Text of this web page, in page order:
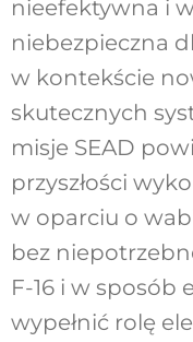
nieefektywna i
niebezpieczna
w kontekście
skutecznych
misje SEAD
przyszłości
w oparciu o
bez
F-16 i w sposób
wypełnić rolę